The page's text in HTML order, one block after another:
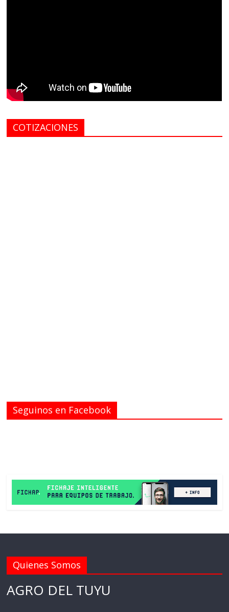
COTIZACIONES
Seguinos en Facebook
Quienes Somos
AGRO DEL TUYU